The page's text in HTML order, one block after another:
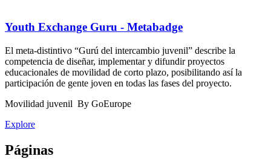
Youth Exchange Guru - Metabadge
El meta-distintivo “Gurú del intercambio juvenil” describe la
competencia de diseñar, implementar y difundir proyectos
educacionales de movilidad de corto plazo, posibilitando así la
participación de gente joven en todas las fases del proyecto.
Movilidad juvenil By GoEurope
Explore
Páginas